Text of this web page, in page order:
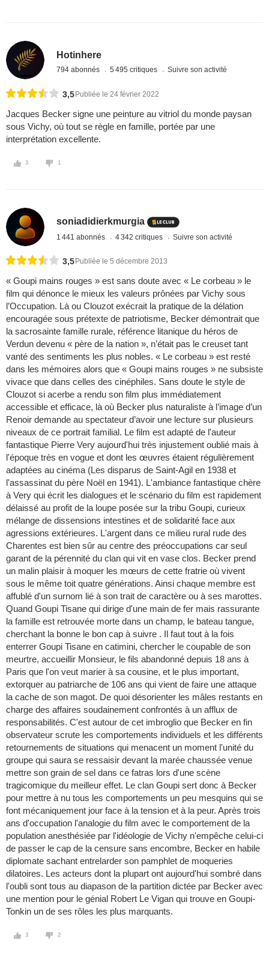
Hotinhere
794 abonnés 5 495 critiques Suivre son activité
3,5 Publiée le 24 février 2022
Jacques Becker signe une peinture au vitriol du monde paysan
sous Vichy, où tout se règle en famille, portée par une
interprétation excellente.
3 1
soniadidierkmurgia
1 441 abonnés 4 342 critiques Suivre son activité
3,5 Publiée le 5 décembre 2013
« Goupi mains rouges » est sans doute avec « Le corbeau » le
film qui dénonce le mieux les valeurs prônées par Vichy sous
l’Occupation. Là ou Clouzot exécrait la pratique de la délation
encouragée sous prétexte de patriotisme, Becker démontrait que
la sacrosainte famille rurale, référence litanique du héros de
Verdun devenu « père de la nation », n’était pas le creuset tant
vanté des sentiments les plus nobles. « Le corbeau » est resté
dans les mémoires alors que « Goupi mains rouges » ne subsiste
vivace que dans celles des cinéphiles. Sans doute le style de
Clouzot si acerbe a rendu son film plus immédiatement
accessible et efficace, là où Becker plus naturaliste à l’image d’un
Renoir demande au spectateur d’avoir une lecture sur plusieurs
niveaux de ce portrait familial. Le film est adapté de l'auteur
fantastique Pierre Very aujourd'hui très injustement oublié mais à
l'époque très en vogue et dont les œuvres étaient régulièrement
adaptées au cinéma (Les disparus de Saint-Agil en 1938 et
l'assassinat du père Noël en 1941). L'ambiance fantastique chère
à Very qui écrit les dialogues et le scénario du film est rapidement
délaissé au profit de la loupe posée sur la tribu Goupi, curieux
mélange de dissensions intestines et de solidarité face aux
agressions extérieures. L'argent dans ce milieu rural rude des
Charentes est bien sûr au centre des préoccupations car seul
garant de la pérennité du clan qui vit en vase clos. Becker prend
un malin plaisir à moquer les mœurs de cette fratrie où vivent
sous le même toit quatre générations. Ainsi chaque membre est
affublé d'un surnom lié à son trait de caractère ou à ses marottes.
Quand Goupi Tisane qui dirige d'une main de fer mais rassurante
la famille est retrouvée morte dans un champ, le bateau tangue,
cherchant la bonne le bon cap à suivre . Il faut tout à la fois
enterrer Goupi Tisane en catimini, chercher le coupable de son
meurtre, accueillir Monsieur, le fils abandonné depuis 18 ans à
Paris que l'on veut marier à sa cousine, et le plus important,
extorquer au patriarche de 106 ans qui vient de faire une attaque
la cache de son magot. De quoi désorienter les mâles restants en
charge des affaires soudainement confrontés à un afflux de
responsabilités. C'est autour de cet imbroglio que Becker en fin
observateur scrute les comportements individuels et les différents
retournements de situations qui menacent un moment l'unité du
groupe qui saura se ressaisir devant la marée chaussée venue
mettre son grain de sel dans ce fatras lors d'une scène
tragicomique du meilleur effet. Le clan Goupi sert donc à Becker
pour mettre à nu tous les comportements un peu mesquins qui se
font mécaniquement jour face à la tension et à la peur. Après trois
ans d'occupation l'analogie du film avec le comportement de la
population anesthésiée par l'idéologie de Vichy n'empêche celui-ci
de passer le cap de la censure sans encombre, Becker en habile
diplomate sachant entrelarder son pamphlet de moqueries
dilatoires. Les acteurs dont la plupart ont aujourd'hui sombré dans
l'oubli sont tous au diapason de la partition dictée par Becker avec
une mention pour le génial Robert Le Vigan qui trouve en Goupi-
Tonkin un de ses rôles les plus marquants.
3 2